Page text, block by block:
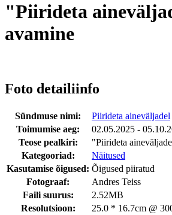
"Piirideta
avamine
Foto detailiinfo
Sündmuse nimi:
Piirideta aineväljadel
Toimumise aeg:
02.05.2025 -
Teose pealkiri:
"Piirideta
Kategooriad:
Näitused
Kasutamise õigused: Õigused piiratud
Fotograaf:
Andres Teiss
Faili suurus:
2.52MB
Resolutsioon:
25.0 * 16.7cm @